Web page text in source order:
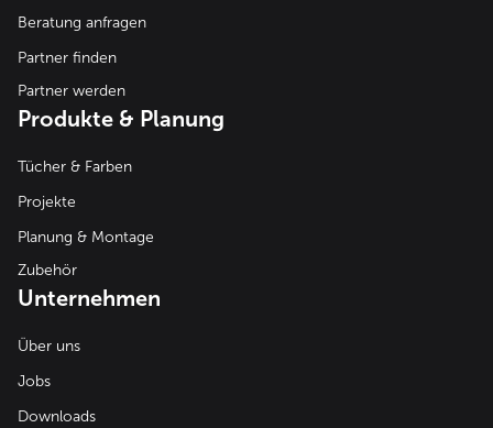
Beratung anfragen
Partner finden
Partner werden
Produkte & Planung
Tücher & Farben
Projekte
Planung & Montage
Zubehör
Unternehmen
Über uns
Jobs
Downloads